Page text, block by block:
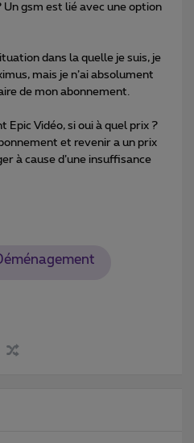
Un gsm est lié avec une option
dans la quelle je suis, je
mais je n’ai absolument
de mon abonnement.
Epic Vidéo, si oui à quel prix ?
et revenir a un prix
à cause d’une insuffisance